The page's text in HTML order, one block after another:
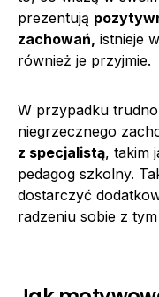
prezentują
zachowań, istnieje
również je przyjmie.
W przypadku
niegrzecznego
z specjalistą, takim
pedagog szkolny.
dostarczyć
radzeniu sobie z